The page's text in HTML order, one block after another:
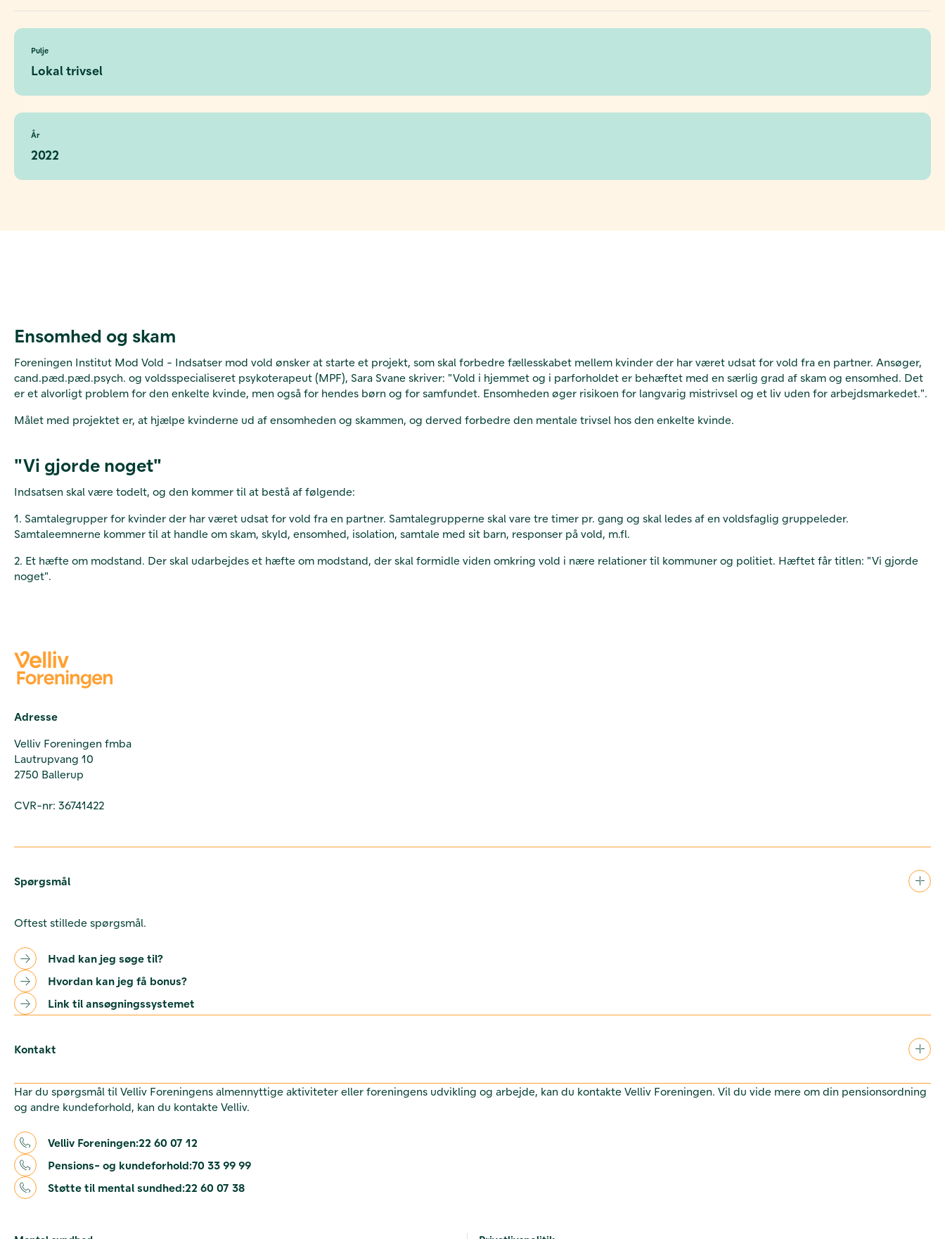
Pulje
Lokal trivsel
År
2022
Ensomhed og skam
Foreningen Institut Mod Vold - Indsatser mod vold ønsker at starte et projekt, som skal forbedre fællesskabet mellem kvinder der har været udsat for vold fra en partner. Ansøger,
cand.pæd.pæd.psych. og voldsspecialiseret psykoterapeut (MPF), Sara Svane skriver: "Vold i hjemmet og i parforholdet er behæftet med en særlig grad af skam og ensomhed. Det
er et alvorligt problem for den enkelte kvinde, men også for hendes børn og for samfundet. Ensomheden øger risikoen for langvarig mistrivsel og et liv uden for arbejdsmarkedet.".
Målet med projektet er, at hjælpe kvinderne ud af ensomheden og skammen, og derved forbedre den mentale trivsel hos den enkelte kvinde.
"Vi gjorde noget"
Indsatsen skal være todelt, og den kommer til at bestå af følgende:
1. Samtalegrupper for kvinder der har været udsat for vold fra en partner. Samtalegrupperne skal vare tre timer pr. gang og skal ledes af en voldsfaglig gruppeleder.
Samtaleemnerne kommer til at handle om skam, skyld, ensomhed, isolation, samtale med sit barn, responser på vold, m.fl.
2. Et hæfte om modstand. Der skal udarbejdes et hæfte om modstand, der skal formidle viden omkring vold i nære relationer til kommuner og politiet. Hæftet får titlen: "Vi gjorde
noget".
Adresse
Velliv Foreningen fmba
Lautrupvang 10
2750 Ballerup
CVR-nr: 36741422
Spørgsmål
Oftest stillede spørgsmål.
Hvad kan jeg søge til?
Hvordan kan jeg få bonus?
Link til ansøgningssystemet
Kontakt
Har du spørgsmål til Velliv Foreningens almennyttige aktiviteter eller foreningens udvikling og arbejde, kan du kontakte Velliv Foreningen. Vil du vide mere om din pensionsordning
og andre kundeforhold, kan du kontakte Velliv.
Velliv Foreningen:22 60 07 12
Pensions- og kundeforhold:70 33 99 99
Støtte til mental sundhed:22 60 07 38